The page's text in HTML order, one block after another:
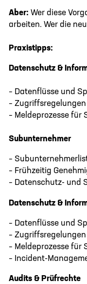
Aber: Wer diese
arbeiten. Wer die
Praxistipps:
Datenschutz &
– Datenflüsse und
–
– Meldeprozesse für
Subunternehmer
–
– Frühzeitig
– Datenschutz- und
Datenschutz &
– Datenflüsse und
–
– Meldeprozesse für
– Incident-
Audits & Prüfrechte